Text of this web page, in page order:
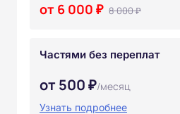
от 6 000 ₽ 8 000 ₽
Частями без переплат
от 500 ₽/месяц
Узнать подробнее